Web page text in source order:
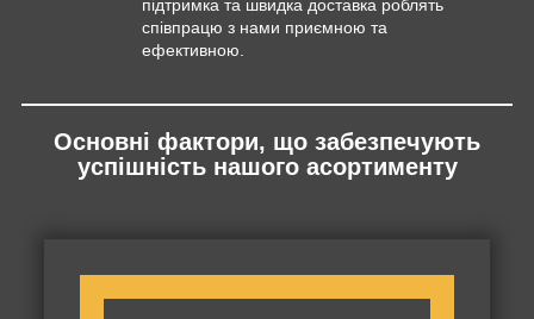
підтримка та швидка доставка роблять
співпрацю з нами приємною та
ефективною.
Основні фактори, що забезпечують
успішність нашого асортименту